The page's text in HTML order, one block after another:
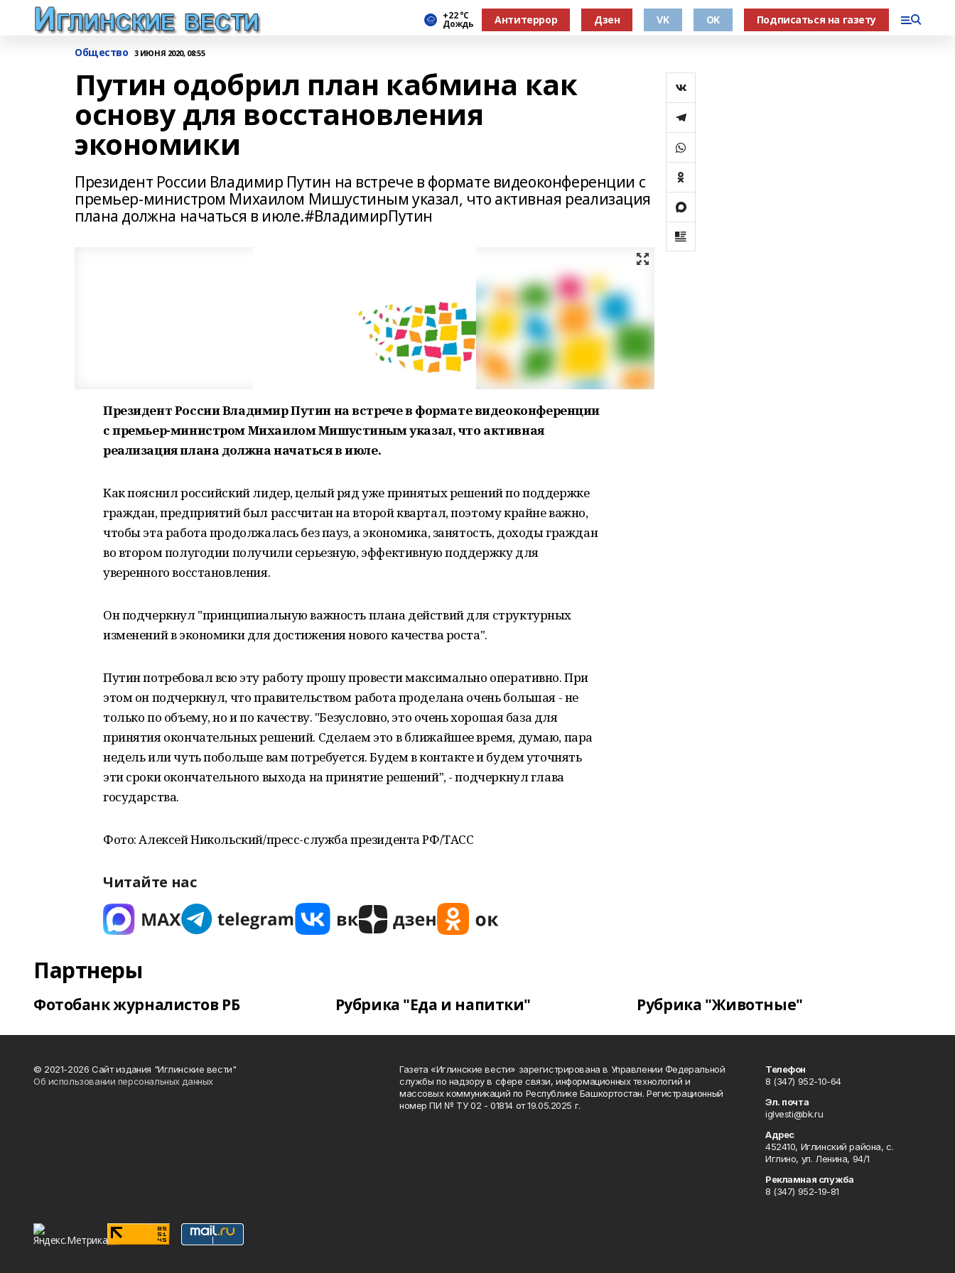
+22 °С
Дождь Антитеррор Дзен VK OK Подписаться на газету
Общество 3 ИЮНЯ 2020, 08:55
Путин одобрил план кабмина как
основу для восстановления
экономики
Президент России Владимир Путин на встрече в формате видеоконференции с
премьер-министром Михаилом Мишустиным указал, что активная реализация
плана должна начаться в июле.#ВладимирПутин
Президент России Владимир Путин на встрече в формате видеоконференции
с премьер-министром Михаилом Мишустиным указал, что активная
реализация плана должна начаться в июле.
Как пояснил российский лидер, целый ряд уже принятых решений по поддержке
граждан, предприятий был рассчитан на второй квартал, поэтому крайне важно,
чтобы эта работа продолжалась без пауз, а экономика, занятость, доходы граждан
во втором полугодии получили серьезную, эффективную поддержку для
уверенного восстановления.
Он подчеркнул "принципиальную важность плана действий для структурных
изменений в экономики для достижения нового качества роста".
Путин потребовал всю эту работу прошу провести максимально оперативно. При
этом он подчеркнул, что правительством работа проделана очень большая - не
только по объему, но и по качеству. "Безусловно, это очень хорошая база для
принятия окончательных решений. Сделаем это в ближайшее время, думаю, пара
недель или чуть побольше вам потребуется. Будем в контакте и будем уточнять
эти сроки окончательного выхода на принятие решений", - подчеркнул глава
государства.
Фото: Алексей Никольский/пресс-служба президента РФ/ТАСС
Читайте нас
Партнеры
Фотобанк журналистов РБ Рубрика "Еда и напитки" Рубрика "Животные"
© 2021-2026 Сайт издания "Иглинские вести"
Об использовании персональных данных
Газета «Иглинские вести» зарегистрирована в Управлении Федеральной
службы по надзору в сфере связи, информационных технологий и
массовых коммуникаций по Республике Башкортостан. Регистрационный
номер ПИ № ТУ 02 - 01814 от 19.05.2025 г.
Телефон
8 (347) 952-10-64
Эл. почта
iglvesti@bk.ru
Адрес
452410, Иглинский района, с.
Иглино, ул. Ленина, 94/1
Рекламная служба
8 (347) 952-19-81